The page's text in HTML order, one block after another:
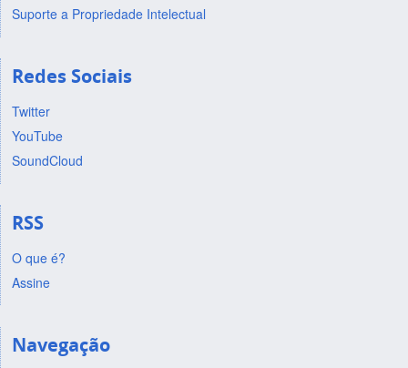
Suporte a Propriedade Intelectual
Redes Sociais
Twitter
YouTube
SoundCloud
RSS
O que é?
Assine
Navegação